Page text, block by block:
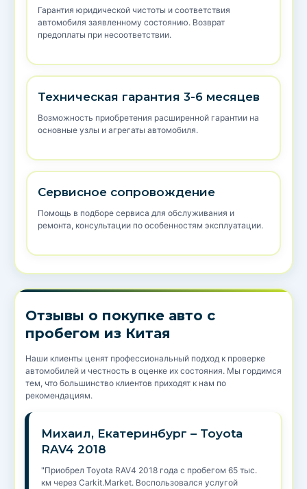
Гарантия юридической чистоты и соответствия
автомобиля заявленному состоянию. Возврат
предоплаты при несоответствии.
Техническая гарантия 3-6 месяцев
Возможность приобретения расширенной гарантии на
основные узлы и агрегаты автомобиля.
Сервисное сопровождение
Помощь в подборе сервиса для обслуживания и
ремонта, консультации по особенностям эксплуатации.
Отзывы о покупке авто с
пробегом из Китая
Наши клиенты ценят профессиональный подход к проверке
автомобилей и честность в оценке их состояния. Мы гордимся
тем, что большинство клиентов приходят к нам по
рекомендациям.
Михаил, Екатеринбург – Toyota
RAV4 2018
"Приобрел Toyota RAV4 2018 года с пробегом 65 тыс.
км через Carkit.Market. Воспользовался услугой